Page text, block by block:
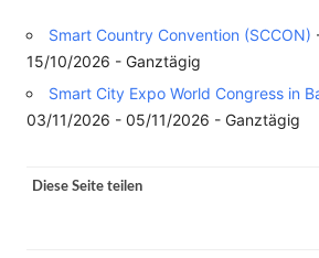
Smart Country Convention (SCCON)
15/10/2026 - Ganztägig
Smart City Expo World Congress in
03/11/2026 - 05/11/2026 - Ganztägig
Diese Seite teilen